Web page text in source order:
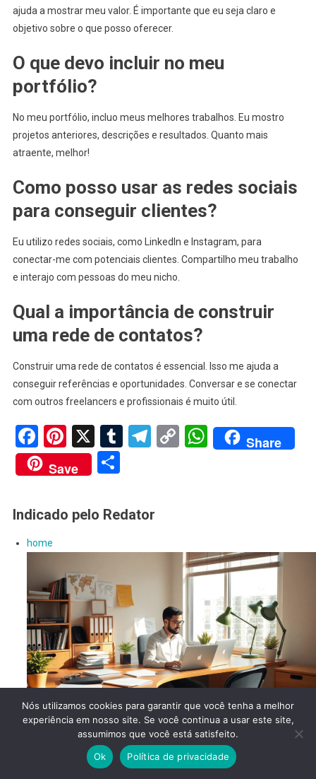
ajuda a mostrar meu valor. É importante que eu seja claro e
objetivo sobre o que posso oferecer.
O que devo incluir no meu
portfólio?
No meu portfólio, incluo meus melhores trabalhos. Eu mostro
projetos anteriores, descrições e resultados. Quanto mais
atraente, melhor!
Como posso usar as redes sociais
para conseguir clientes?
Eu utilizo redes sociais, como LinkedIn e Instagram, para
conectar-me com potenciais clientes. Compartilho meu trabalho
e interajo com pessoas do meu nicho.
Qual a importância de construir
uma rede de contatos?
Construir uma rede de contatos é essencial. Isso me ajuda a
conseguir referências e oportunidades. Conversar e se conectar
com outros freelancers e profissionais é muito útil.
Facebook
Pinterest
X Tumblr
Telegram
Copy
Link
WhatsApp
Share
Save
Share
Indicado pelo Redator
home
Transforme Seu Negócio com Nosso Serviço de Redação
Publicitária – Atraia Clientes e Aumente Vendas!
Nós utilizamos cookies para garantir que você tenha a melhor
experiência em nosso site. Se você continua a usar este site,
assumimos que você está satisfeito.
Ok
Política de privacidade